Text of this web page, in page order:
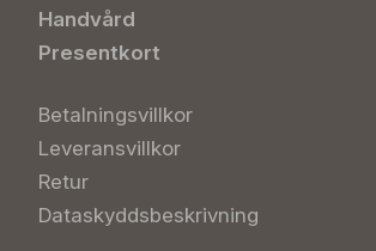
Handvård
Presentkort
Betalningsvillkor
Leveransvillkor
Retur
Dataskyddsbeskrivning